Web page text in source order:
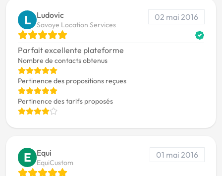
L Ludovic
Savoye Location Services
02 mai 2016
Parfait excellente plateforme
Nombre de contacts obtenus
Pertinence des propositions reçues
Pertinence des tarifs proposés
E Equi
EquiCustom
01 mai 2016